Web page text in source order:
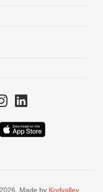
Made by Kodvalley